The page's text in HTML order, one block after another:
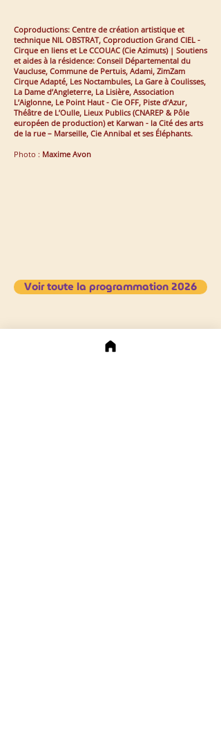
Coproductions: Centre de création artistique et
technique NIL OBSTRAT, Coproduction Grand CIEL -
Cirque en liens et Le CCOUAC (Cie Azimuts) | Soutiens
et aides à la résidence: Conseil Départemental du
Vaucluse, Commune de Pertuis, Adami, ZimZam
Cirque Adapté, Les Noctambules, La Gare à Coulisses,
La Dame d’Angleterre, La Lisière, Association
L’Aiglonne, Le Point Haut - Cie OFF, Piste d’Azur,
Théâtre de L’Oulle, Lieux Publics (CNAREP & Pôle
européen de production) et Karwan - la Cité des arts
de la rue – Marseille, Cie Annibal et ses Éléphants.
Photo : Maxime Avon
Voir toute la programmation 2026